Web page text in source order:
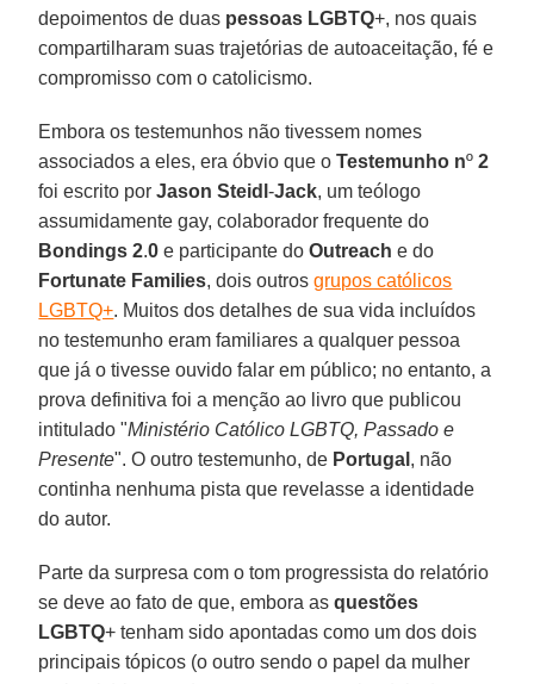
depoimentos de duas pessoas LGBTQ+, nos quais
compartilharam suas trajetórias de autoaceitação, fé e
compromisso com o catolicismo.
Embora os testemunhos não tivessem nomes
associados a eles, era óbvio que oTestemunho nº2
foi escrito porJason Steidl-Jack, um teólogo
assumidamente gay, colaborador frequente do
Bondings 2.0 e participante doOutreach e do
Fortunate Families, dois outrosgrupos católicos
LGBTQ+. Muitos dos detalhes de sua vida incluídos
no testemunho eram familiares a qualquer pessoa
que já o tivesse ouvido falar em público; no entanto, a
prova definitiva foi a menção ao livro que publicou
intitulado "Ministério Católico LGBTQ, Passado e
Presente". O outro testemunho, de Portugal , não
continha nenhuma pista que revelasse a identidade
do autor.
Parte da surpresa com o tom progressista do relatório
se deve ao fato de que, embora asquestões
LGBTQ+ tenham sido apontadas como um dos dois
principais tópicos (o outro sendo o papel da mulher